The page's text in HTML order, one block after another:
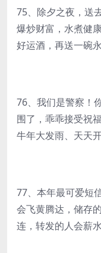
75、除夕之夜，送
爆炒财富，水煮健
好运酒，再送一碗
76、我们是警察！
围了，乖乖接受祝
牛年大发雨、天天
77、本年最可爱短
会飞黄腾达，储存
连，转发的人会薪